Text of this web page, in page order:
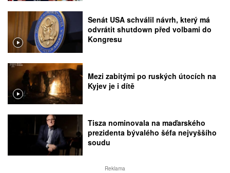
Senát USA schválil návrh, který má
odvrátit shutdown před volbami do
Kongresu
Mezi zabitými po ruských útocích na
Kyjev je i dítě
Tisza nominovala na maďarského
prezidenta bývalého šéfa nejvyššího
soudu
Reklama